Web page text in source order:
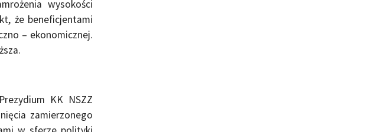
wysokości
że beneficjentami
– ekonomicznej.
KK NSZZ
zamierzonego